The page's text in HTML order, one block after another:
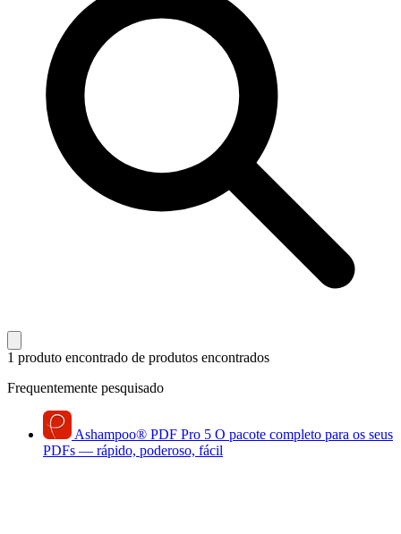
1 produto encontrado de produtos encontrados
Frequentemente pesquisado
Ashampoo® PDF Pro 5 O pacote completo para os seus
PDFs — rápido, poderoso, fácil